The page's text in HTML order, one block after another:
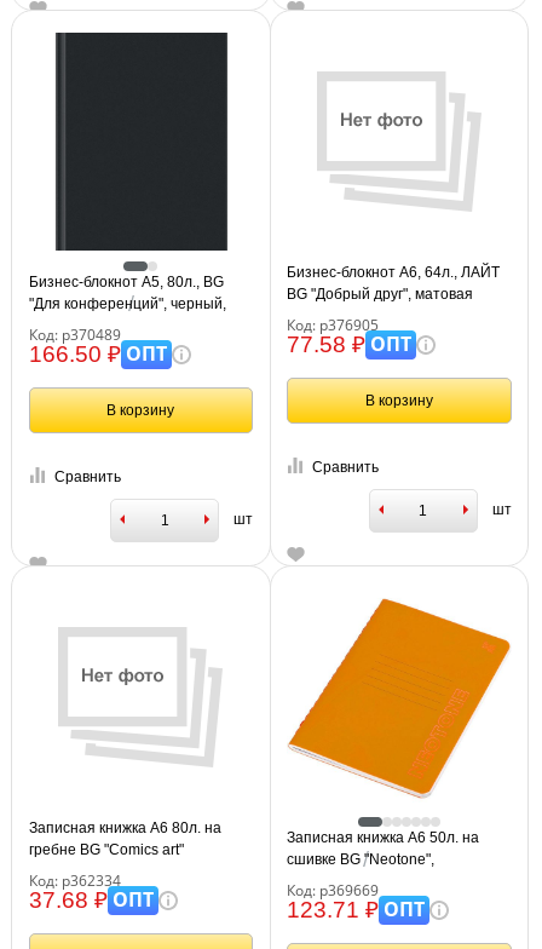
Бизнес-блокнот А5, 80л., BG
"Для конференций", черный,
глянцевая ламинация
Код: р370489
166.50 ₽ОПТ
В корзину
Сравнить
шт
Бизнес-блокнот А6, 64л., ЛАЙТ
BG "Добрый друг", матовая
ламинация
Код: р376905
77.58 ₽ОПТ
В корзину
Сравнить
шт
Записная книжка А6 80л. на
гребне BG "Comics art"
Код: р362334
37.68 ₽ОПТ
Записная книжка А6 50л. на
сшивке BG "Neotone",
оранжевый, фактурное
тиснение, блок в точку 80г/м2
Код: р369669
123.71 ₽ОПТ